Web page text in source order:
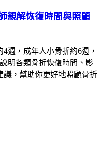
親解恢復時間與照顧
週，成年人小骨折約6週，
明各類骨折恢復時間、影
議，幫助你更好地照顧骨折